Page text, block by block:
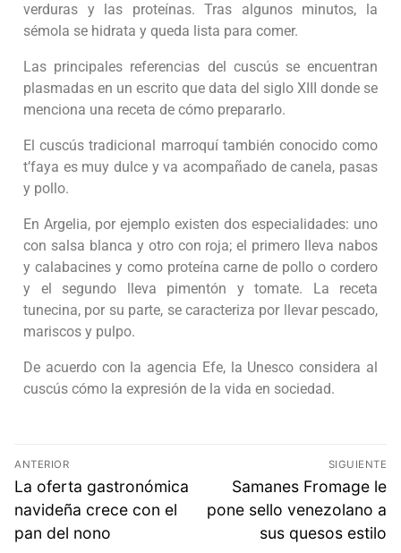
verduras y las proteínas. Tras algunos minutos, la
sémola se hidrata y queda lista para comer.
Las principales referencias del cuscús se encuentran
plasmadas en un escrito que data del siglo XIII donde se
menciona una receta de cómo prepararlo.
El cuscús tradicional marroquí también conocido como
t’faya es muy dulce y va acompañado de canela, pasas
y pollo.
En Argelia, por ejemplo existen dos especialidades: uno
con salsa blanca y otro con roja; el primero lleva nabos
y calabacines y como proteína carne de pollo o cordero
y el segundo lleva pimentón y tomate. La receta
tunecina, por su parte, se caracteriza por llevar pescado,
mariscos y pulpo.
De acuerdo con la agencia Efe, la Unesco considera al
cuscús cómo la expresión de la vida en sociedad.
ANTERIOR
La oferta gastronómica
navideña crece con el
pan del nono
SIGUIENTE
Samanes Fromage le
pone sello venezolano a
sus quesos estilo